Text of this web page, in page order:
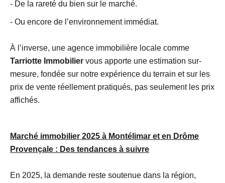
- De la rareté du bien sur le marché.
- Ou encore de l’environnement immédiat.
À l’inverse, une agence immobilière locale comme
Tarriotte Immobilier vous apporte une estimation sur-
mesure, fondée sur notre expérience du terrain et sur les
prix de vente réellement pratiqués, pas seulement les prix
affichés.
Marché immobilier 2025 à Montélimar et en Drôme
Provençale : Des tendances à suivre
En 2025, la demande reste soutenue dans la région,